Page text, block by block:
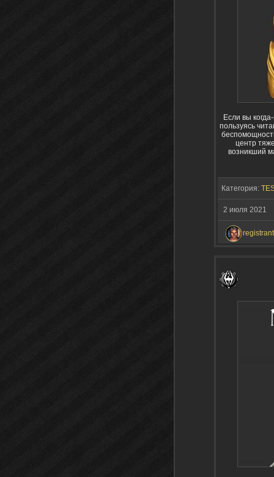
Если вы
пользуясь
центр
возникший
Категория:
2 июля 2021
registrant